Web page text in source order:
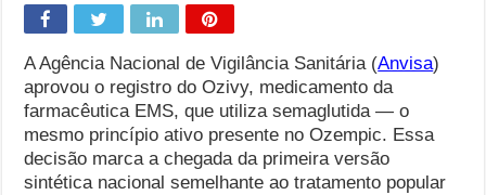
Carta Psicografada João Hélio: Revelação, Paz e a Lei do
Carta Psicografada de Eduardo Campos
A Agência Nacional de Vigilância Sanitária (Anvisa)
aprovou o registro do Ozivy, medicamento da
farmacêutica EMS, que utiliza semaglutida — o
mesmo princípio ativo presente no Ozempic. Essa
decisão marca a chegada da primeira versão
sintética nacional semelhante ao tratamento popular